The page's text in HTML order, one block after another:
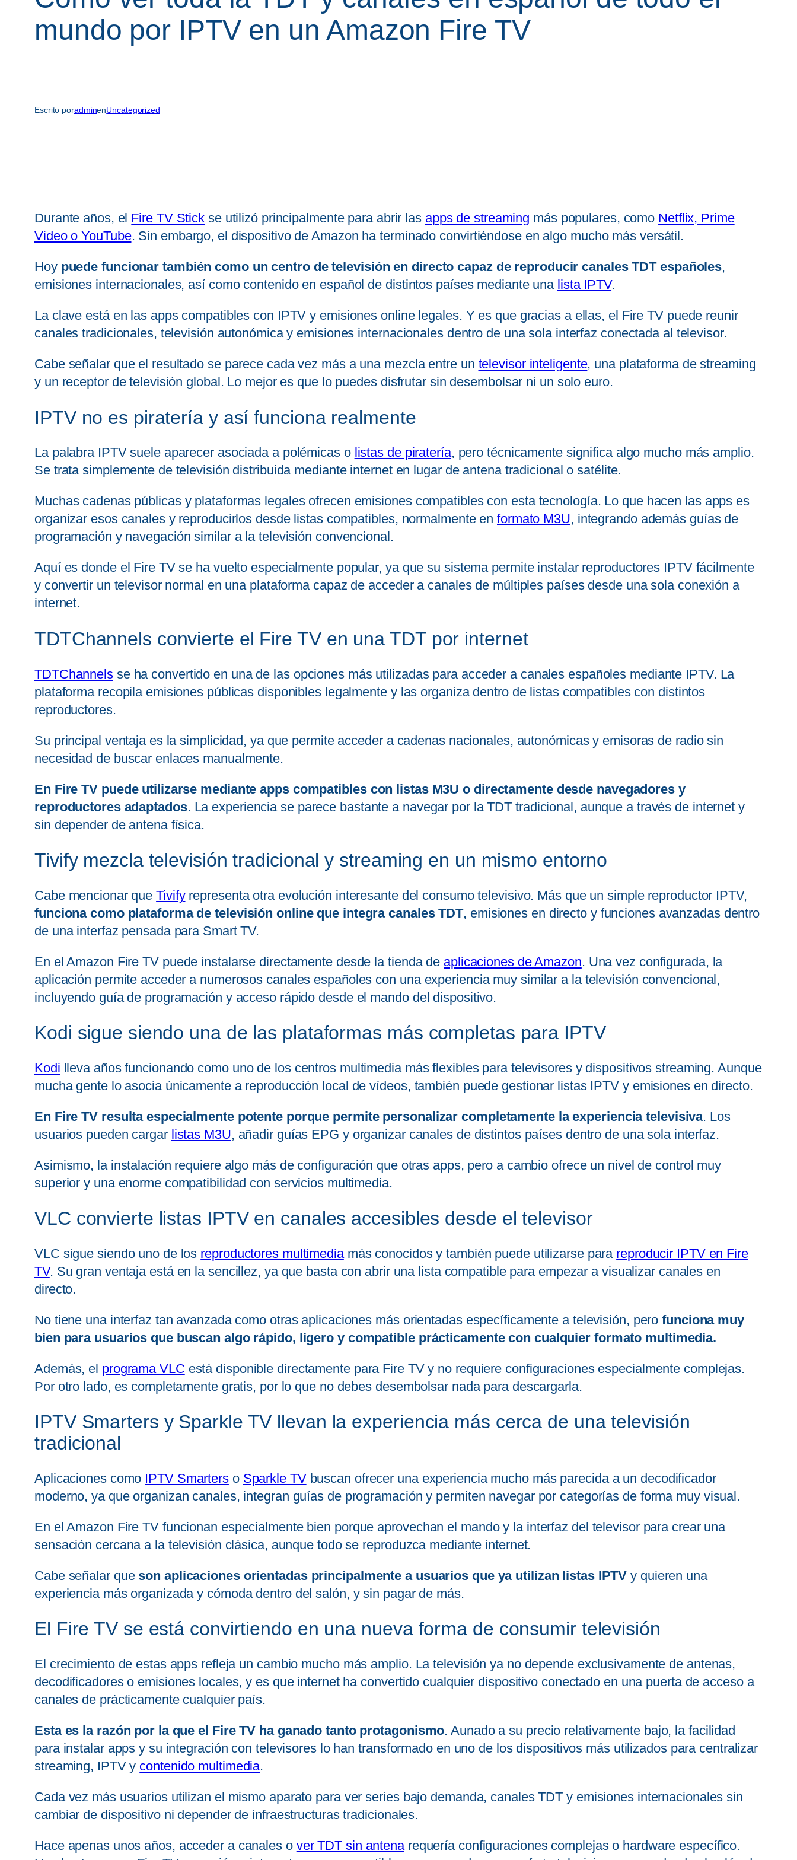
mundo por IPTV en un Amazon Fire TV
Escrito poradminenUncategorized
Durante años, el Fire TV Stick se utilizó principalmente para abrir las apps de streaming más populares, como Netflix, Prime
Video o YouTube. Sin embargo, el dispositivo de Amazon ha terminado convirtiéndose en algo mucho más versátil.
Hoy puede funcionar también como un centro de televisión en directo capaz de reproducir canales TDT españoles,
emisiones internacionales, así como contenido en español de distintos países mediante una lista IPTV.
La clave está en las apps compatibles con IPTV y emisiones online legales. Y es que gracias a ellas, el Fire TV puede reunir
canales tradicionales, televisión autonómica y emisiones internacionales dentro de una sola interfaz conectada al televisor.
Cabe señalar que el resultado se parece cada vez más a una mezcla entre un televisor inteligente, una plataforma de streaming
y un receptor de televisión global. Lo mejor es que lo puedes disfrutar sin desembolsar ni un solo euro.
IPTV no es piratería y así funciona realmente
La palabra IPTV suele aparecer asociada a polémicas o listas de piratería, pero técnicamente significa algo mucho más amplio.
Se trata simplemente de televisión distribuida mediante internet en lugar de antena tradicional o satélite.
Muchas cadenas públicas y plataformas legales ofrecen emisiones compatibles con esta tecnología. Lo que hacen las apps es
organizar esos canales y reproducirlos desde listas compatibles, normalmente enformato M3U, integrando además guías de
programación y navegación similar a la televisión convencional.
Aquí es donde el Fire TV se ha vuelto especialmente popular, ya que su sistema permite instalar reproductores IPTV fácilmente
y convertir un televisor normal en una plataforma capaz de acceder a canales de múltiples países desde una sola conexión a
internet.
TDTChannels convierte el Fire TV en una TDT por internet
TDTChannelsse ha convertido en una de las opciones más utilizadas para acceder a canales españoles mediante IPTV. La
plataforma recopila emisiones públicas disponibles legalmente y las organiza dentro de listas compatibles con distintos
reproductores.
Su principal ventaja es la simplicidad, ya que permite acceder a cadenas nacionales, autonómicas y emisoras de radio sin
necesidad de buscar enlaces manualmente.
En Fire TV puede utilizarse mediante apps compatibles con listas M3U o directamente desde navegadores y
reproductores adaptados. La experiencia se parece bastante a navegar por la TDT tradicional, aunque a través de internet y
sin depender de antena física.
Tivify mezcla televisión tradicional y streaming en un mismo entorno
Cabe mencionar queTivifyrepresenta otra evolución interesante del consumo televisivo. Más que un simple reproductor IPTV,
funciona como plataforma de televisión online que integra canales TDT, emisiones en directo y funciones avanzadas dentro
de una interfaz pensada para Smart TV.
En el Amazon Fire TV puede instalarse directamente desde la tienda de aplicaciones de Amazon. Una vez configurada, la
aplicación permite acceder a numerosos canales españoles con una experiencia muy similar a la televisión convencional,
incluyendo guía de programación y acceso rápido desde el mando del dispositivo.
Kodi sigue siendo una de las plataformas más completas para IPTV
Kodi lleva años funcionando como uno de los centros multimedia más flexibles para televisores y dispositivos streaming. Aunque
mucha gente lo asocia únicamente a reproducción local de vídeos, también puede gestionar listas IPTV y emisiones en directo.
En Fire TV resulta especialmente potente porque permite personalizar completamente la experiencia televisiva. Los
usuarios pueden cargar listas M3U, añadir guías EPG y organizar canales de distintos países dentro de una sola interfaz.
Asimismo, la instalación requiere algo más de configuración que otras apps, pero a cambio ofrece un nivel de control muy
superior y una enorme compatibilidad con servicios multimedia.
VLC convierte listas IPTV en canales accesibles desde el televisor
VLC sigue siendo uno de los reproductores multimediamás conocidos y también puede utilizarse para reproducir IPTV en Fire
TV. Su gran ventaja está en la sencillez, ya que basta con abrir una lista compatible para empezar a visualizar canales en
directo.
No tiene una interfaz tan avanzada como otras aplicaciones más orientadas específicamente a televisión, perofunciona muy
bien para usuarios que buscan algo rápido, ligero y compatible prácticamente con cualquier formato multimedia.
Además, el programa VLC está disponible directamente para Fire TV y no requiere configuraciones especialmente complejas.
Por otro lado, es completamente gratis, por lo que no debes desembolsar nada para descargarla.
IPTV Smarters y Sparkle TV llevan la experiencia más cerca de una televisión
tradicional
Aplicaciones como IPTV Smarterso Sparkle TVbuscan ofrecer una experiencia mucho más parecida a un decodificador
moderno, ya que organizan canales, integran guías de programación y permiten navegar por categorías de forma muy visual.
En el Amazon Fire TV funcionan especialmente bien porque aprovechan el mando y la interfaz del televisor para crear una
sensación cercana a la televisión clásica, aunque todo se reproduzca mediante internet.
Cabe señalar que son aplicaciones orientadas principalmente a usuarios que ya utilizan listas IPTV y quieren una
experiencia más organizada y cómoda dentro del salón, y sin pagar de más.
El Fire TV se está convirtiendo en una nueva forma de consumir televisión
El crecimiento de estas apps refleja un cambio mucho más amplio. La televisión ya no depende exclusivamente de antenas,
decodificadores o emisiones locales, y es que internet ha convertido cualquier dispositivo conectado en una puerta de acceso a
canales de prácticamente cualquier país.
Esta es la razón por la que el Fire TV ha ganado tanto protagonismo. Aunado a su precio relativamente bajo, la facilidad
para instalar apps y su integración con televisores lo han transformado en uno de los dispositivos más utilizados para centralizar
streaming, IPTV y contenido multimedia.
Cada vez más usuarios utilizan el mismo aparato para ver series bajo demanda, canales TDT y emisiones internacionales sin
cambiar de dispositivo ni depender de infraestructuras tradicionales.
Hace apenas unos años, acceder a canales o ver TDT sin antenarequería configuraciones complejas o hardware específico.